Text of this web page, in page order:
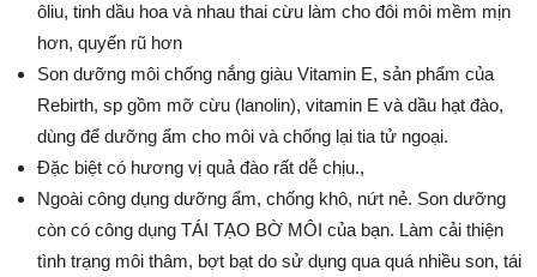
ôliu, tinh dầu hoa và nhau thai cừu làm cho đôi môi mềm mịn
hơn, quyến rũ hơn
Son dưỡng môi chống nắng giàu Vitamin E, sản phẩm của
Rebirth, sp gồm mỡ cừu (lanolin), vitamin E và dầu hạt đào,
dùng để dưỡng ẩm cho môi và chống lại tia tử ngoại.
Đặc biệt có hương vị quả đào rất dễ chịu.,
Ngoài công dụng dưỡng ẩm, chống khô, nứt nẻ. Son dưỡng
còn có công dụng TÁI TẠO BỜ MÔI của bạn. Làm cải thiện
tình trạng môi thâm, bợt bạt do sử dụng qua quá nhiều son, tái